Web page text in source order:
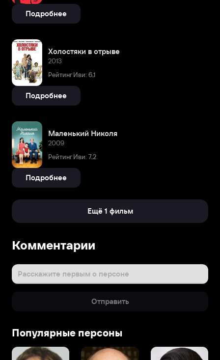
Подробнее
Холостяки в отрыве
2013
Рейтинг Иви: 6,1
Подробнее
Маленький Николя
2009
Рейтинг Иви: 7,2
Подробнее
Ещё 1 фильм
Комментарии
Расскажите первым о персоне
Отправить
Популярные персоны